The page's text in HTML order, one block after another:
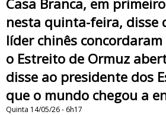
Casa Branca, em
nesta quinta-feira, disse
líder chinês
o Estreito de Ormuz
disse ao presidente dos
que o mundo chegou a
Quinta 14/05/26 - 6h17